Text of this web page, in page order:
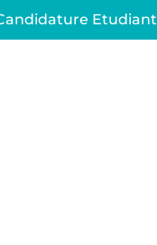
Etudiant